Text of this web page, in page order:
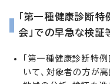
「第一種健康診断
会」での早急な検証
「第一種健康診断特
いて、対象者の方が高